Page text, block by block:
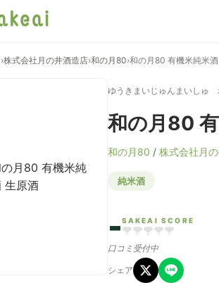
›株式会社月の井酒造店›和の月80›和の月80 有機米純米
ゆうきまいじゅんまいし
和の月80
和の月80 / 株式会社月
純米酒
-SAKEAI SCORE
口コミ受付中
シェア